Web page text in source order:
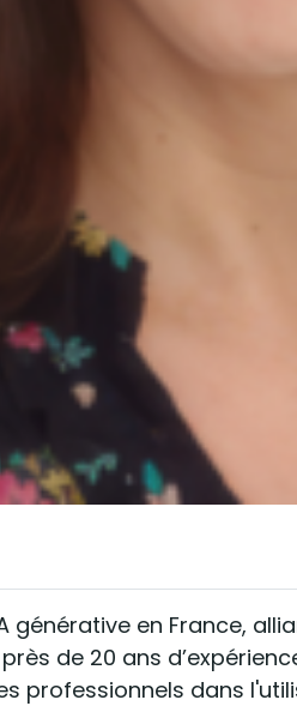
générative en France,
de 20 ans
professionnels dans